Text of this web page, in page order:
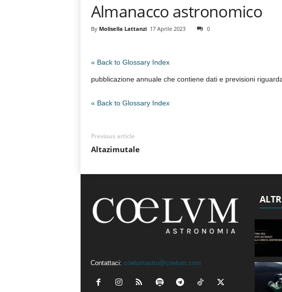
m
A
n
Almanacco astronomico
By Molisella Lattanzi 17 Aprile 2023 0
« Back to Glossary Index
pubblicazione annuale che contiene dati e previsioni
« Back to Glossary Index
Previous article
Altazimutale
Contattaci: coelumastro@coelum.com